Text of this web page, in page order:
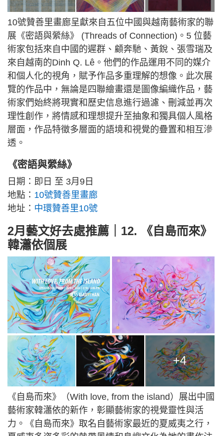
10號贊善里畫廊呈獻來自五位中國與越南藝術家的聯
展《密語與縈絲》 (Threads of Connection)。5 位藝
術家包括來自中國的遲群、顧奔馳、黃銳、張雪瑞及
來自越南的Dinh Q. Lê。他們的作品運用不同的媒介
和個人化的視角，賦予作品多重理解的想像。此次展
覽的作品中，無論是四聯繪畫還是圖像編織作品，藝
術家們始終將現實和歷史信息進行過濾、刪減並再次
理性創作，將情感和理想提升至抽象和獨具個人風格
層面，作品特徵多層面的語境和視覺的疊置和相互滲
透。
《密語與縈絲》
日期：即日 至 3月9日
地點： 10號贊善里畫廊
地址： 中環贊善里10號
2月藝文好去處推薦｜12. 《自島而來》
韓瀟依個展
+4
《自島而來》（With love, from the island）展出中國
藝術家韓瀟依的新作，彰顯藝術家的視覺靈性與活
力。《自島而來》取名自藝術家最近的夏威夷之行，